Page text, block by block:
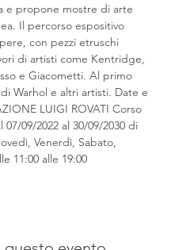
e propone mostre di arte
Il percorso espositivo
con pezzi etruschi
di artisti come Kentridge,
e Giacometti. Al primo
Warhol e altri artisti. Date e
LUIGI ROVATI Corso
07/09/2022 al 30/09/2030 di
Venerdì, Sabato,
11:00 alle 19:00